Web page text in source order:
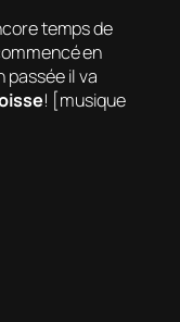
temps de
en
passée il va
! [musique